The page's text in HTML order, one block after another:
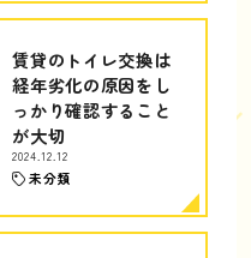
賃貸のトイレ交換は
経年劣化の原因をし
っかり確認すること
が大切
2024.12.12
未分類